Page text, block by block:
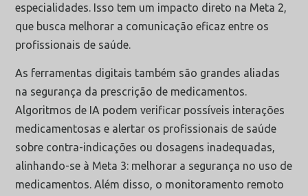
especialidades. Isso tem um impacto direto na Meta 2,
que busca melhorar a comunicação eficaz entre os
profissionais de saúde.
As ferramentas digitais também são grandes aliadas
na segurança da prescrição de medicamentos.
Algoritmos de IA podem verificar possíveis interações
medicamentosas e alertar os profissionais de saúde
sobre contra-indicações ou dosagens inadequadas,
alinhando-se à Meta 3: melhorar a segurança no uso de
medicamentos. Além disso, o monitoramento remoto